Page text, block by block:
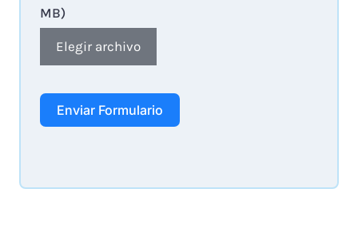
MB)
Elegir archivo
Enviar Formulario